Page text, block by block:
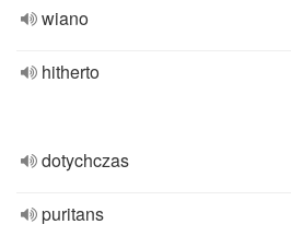
wiano
hitherto
dotychczas
puritans